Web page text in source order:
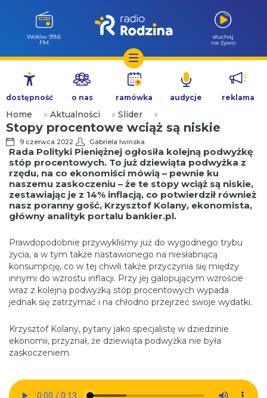
Przejdź
treści
Wołów 99.6
FM
słuchaj
na żywo
dostępność o nas ramówka audycje reklama
Home » Aktualności » Slider »
Stopy procentowe wciąż są niskie
9 czerwca 2022 Gabriela Iwinska
Rada Polityki Pieniężnej ogłosiła kolejną podwyżkę
stóp procentowych. To już dziewiąta podwyżka z
rzędu, na co ekonomiści mówią – pewnie ku
naszemu zaskoczeniu – że te stopy wciąż są niskie,
zestawiając je z 14% inflacją, co potwierdził również
nasz poranny gość, Krzysztof Kolany, ekonomista,
główny analityk portalu bankier.pl.
Prawdopodobnie przywykliśmy już do wygodnego trybu
życia, a w tym także nastawionego na niesłabnącą
konsumpcję, co w tej chwili także przyczynia się między
innymi do wzrostu inflacji. Przy jej galopującym wzroście
wraz z kolejną podwyżką stóp procentowych wypada
jednak się zatrzymać i na chłodno przejrzeć swoje wydatki.
Krzysztof Kolany, pytany jako specjalistę w dziedzinie
ekonomii, przyznał, że dziewiąta podwyżka nie była
zaskoczeniem.